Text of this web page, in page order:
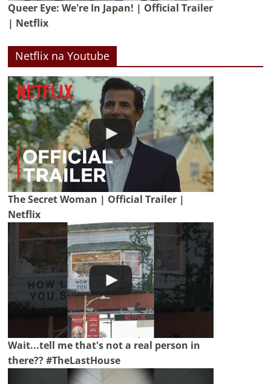
Queer Eye: We're In Japan! | Official Trailer
| Netflix
Netflix na Youtube
The Secret Woman | Official Trailer |
Netflix
Wait...tell me that's not a real person in
there?? #TheLastHouse